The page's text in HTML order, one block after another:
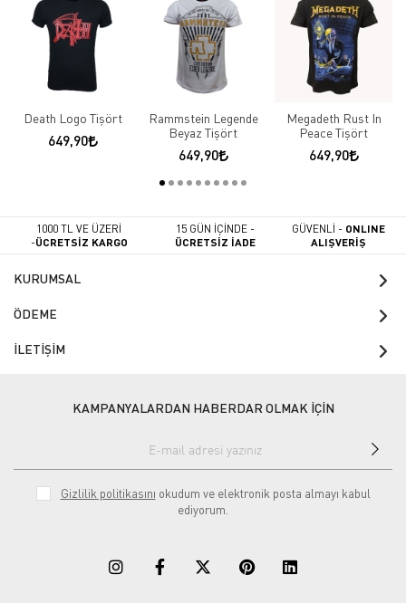
Death Logo Tişört
649,90
Rammstein Legende
Beyaz Tişört
649,90
Megadeth Rust In
Peace Tişört
649,90
1000 TL VE ÜZERİ
-ÜCRETSİZ KARGO
15 GÜN İÇİNDE -
ÜCRETSİZ İADE
GÜVENLİ - ONLINE
ALIŞVERİŞ
KURUMSAL
ÖDEME
İLETİŞİM
KAMPANYALARDAN HABERDAR OLMAK İÇİN
Gizlilik politikasını okudum ve elektronik posta almayı kabul
ediyorum.